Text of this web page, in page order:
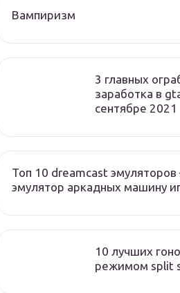
Вампиризм
3 главных
заработка в
сентябре 2021
Топ 10 dreamcast
эмулятор аркадных машину
10 лучших
режимом split